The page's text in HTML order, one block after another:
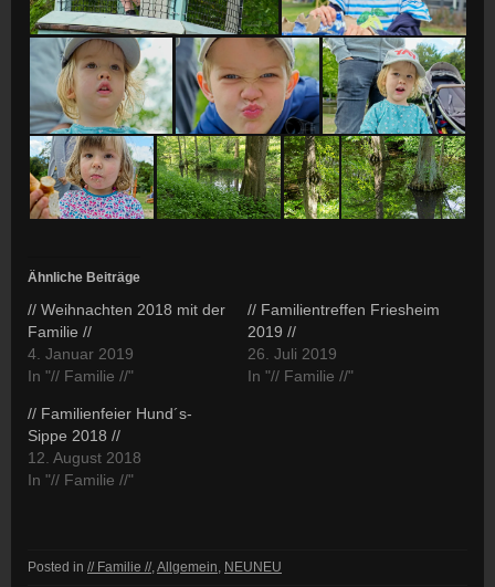
Ähnliche Beiträge
// Weihnachten 2018 mit der
Familie //
4. Januar 2019
In "// Familie //"
// Familientreffen Friesheim
2019 //
26. Juli 2019
In "// Familie //"
// Familienfeier Hund´s-
Sippe 2018 //
12. August 2018
In "// Familie //"
Posted in // Familie //,Allgemein, NEUNEU